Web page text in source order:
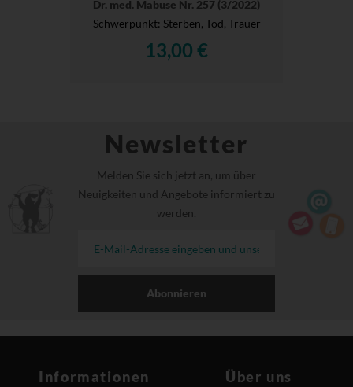
Dr. med. Mabuse Nr. 257 (3/2022)
Schwerpunkt: Sterben, Tod, Trauer
13,00 €
Newsletter
Melden Sie sich jetzt an, um über
Neuigkeiten und Angebote informiert zu
werden.
Abonnieren
Informationen Über uns